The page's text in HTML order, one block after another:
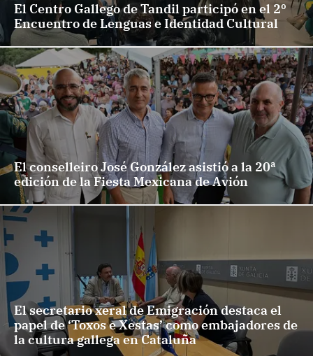
El Centro Gallego de Tandil participó en el 2º
Encuentro de Lenguas e Identidad Cultural
El conselleiro José González asistió a la 20ª
edición de la Fiesta Mexicana de Avión
El secretario xeral de Emigración destaca el
papel de ‘Toxos e Xestas’ como embajadores de
la cultura gallega en Cataluña